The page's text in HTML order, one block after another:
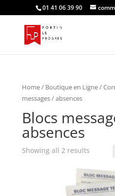
01 41 06 39 90
Home/ Boutique en Ligne/
messages / absences
Blocs
absences
Showing all 2 results